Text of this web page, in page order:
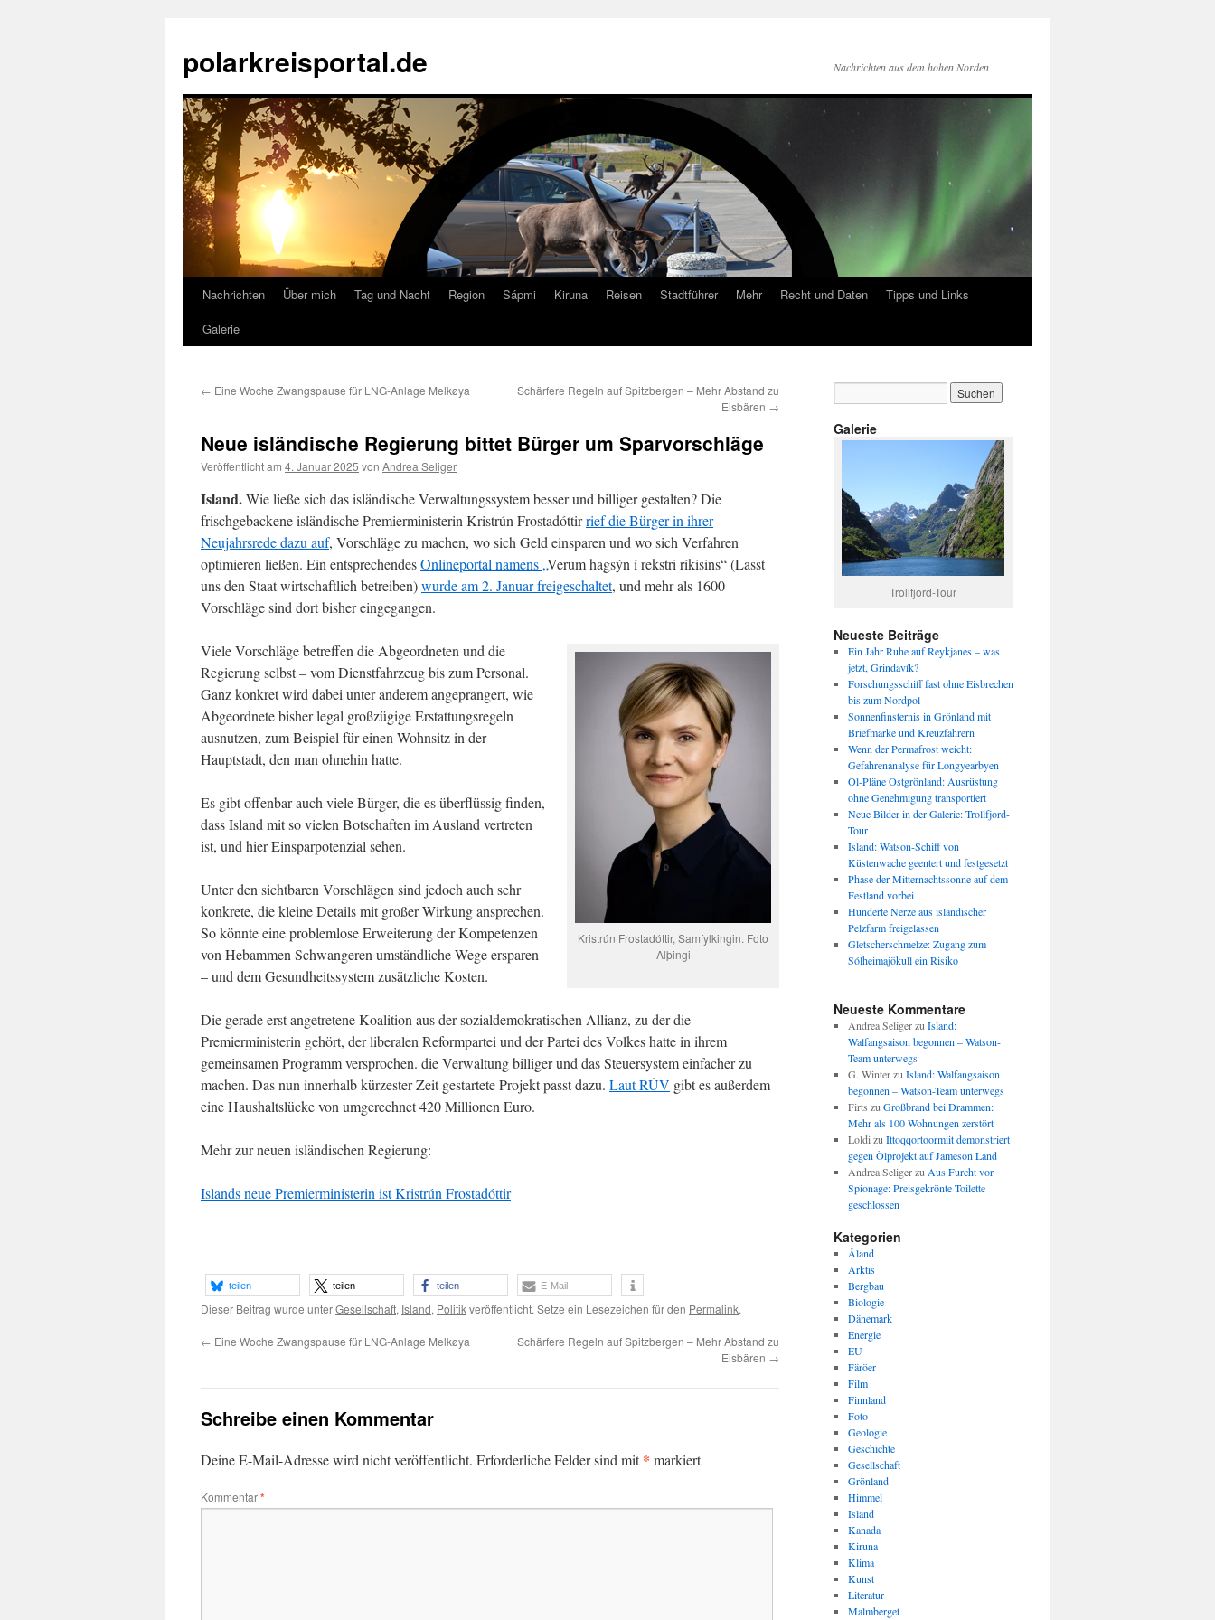
springen
polarkreisportal.de Nachrichten aus dem hohen Norden
Nachrichten Über mich Tag und Nacht Region Sápmi Kiruna Reisen Stadtführer Mehr Recht und Daten
Tipps und Links
Galerie
← Eine Woche Zwangspause für LNG-Anlage Melkøya
Schärfere Regeln auf Spitzbergen – Mehr Abstand zu
Eisbären →
Neue isländische Regierung bittet Bürger um Sparvorschläge
Veröffentlicht am 4. Januar 2025 von Andrea Seliger
Island.Wie ließe sich das isländische Verwaltungssystem besser und billiger gestalten? Die
frischgebackene isländische Premierministerin Kristrún Frostadóttirrief die Bürger in ihrer
Neujahrsrede dazu auf, Vorschläge zu machen, wo sich Geld einsparen und wo sich Verfahren
optimieren ließen. Ein entsprechendesOnlineportal namens „Verum hagsýn í rekstri ríkisins“ (Lasst
uns den Staat wirtschaftlich betreiben)wurde am 2. Januar freigeschaltet, und mehr als 1600
Vorschläge sind dort bisher eingegangen.
Kristrún Frostadóttir, Samfylkingin. Foto
Alþingi
Viele Vorschläge betreffen die Abgeordneten und die
Regierung selbst – vom Dienstfahrzeug bis zum Personal.
Ganz konkret wird dabei unter anderem angeprangert, wie
Abgeordnete bisher legal großzügige Erstattungsregeln
ausnutzen, zum Beispiel für einen Wohnsitz in der
Hauptstadt, den man ohnehin hatte.
Es gibt offenbar auch viele Bürger, die es überflüssig finden,
dass Island mit so vielen Botschaften im Ausland vertreten
ist, und hier Einsparpotenzial sehen.
Unter den sichtbaren Vorschlägen sind jedoch auch sehr
konkrete, die kleine Details mit großer Wirkung ansprechen.
So könnte eine problemlose Erweiterung der Kompetenzen
von Hebammen Schwangeren umständliche Wege ersparen
– und dem Gesundheitssystem zusätzliche Kosten.
Die gerade erst angetretene Koalition aus der sozialdemokratischen Allianz, zu der die
Premierministerin gehört, der liberalen Reformpartei und der Partei des Volkes hatte in ihrem
gemeinsamen Programm versprochen. die Verwaltung billiger und das Steuersystem einfacher zu
machen. Das nun innerhalb kürzester Zeit gestartete Projekt passt dazu. Laut RÚV gibt es außerdem
eine Haushaltslücke von umgerechnet 420 Millionen Euro.
Mehr zur neuen isländischen Regierung:
Islands neue Premierministerin ist Kristrún Frostadóttir
teilen teilen teilen E-Mail
Dieser Beitrag wurde unterGesellschaft, Island, Politikveröffentlicht. Setze ein Lesezeichen für den Permalink.
← Eine Woche Zwangspause für LNG-Anlage Melkøya
Schärfere Regeln auf Spitzbergen – Mehr Abstand zu
Eisbären →
Schreibe einen Kommentar
Deine E-Mail-Adresse wird nicht veröffentlicht. Erforderliche Felder sind mit* markiert
Kommentar*
Galerie
Trollfjord-Tour
Neueste Beiträge
Ein Jahr Ruhe auf Reykjanes – was
jetzt, Grindavík?
Forschungsschiff fast ohne Eisbrechen
bis zum Nordpol
Sonnenfinsternis in Grönland mit
Briefmarke und Kreuzfahrern
Wenn der Permafrost weicht:
Gefahrenanalyse für Longyearbyen
Öl-Pläne Ostgrönland: Ausrüstung
ohne Genehmigung transportiert
Neue Bilder in der Galerie: Trollfjord-
Tour
Island: Watson-Schiff von
Küstenwache geentert und festgesetzt
Phase der Mitternachtssonne auf dem
Festland vorbei
Hunderte Nerze aus isländischer
Pelzfarm freigelassen
Gletscherschmelze: Zugang zum
Sólheimajökull ein Risiko
Neueste Kommentare
Andrea Seligerzu Island:
Walfangsaison begonnen – Watson-
Team unterwegs
G. Winterzu Island: Walfangsaison
begonnen – Watson-Team unterwegs
Firts zu Großbrand bei Drammen:
Mehr als 100 Wohnungen zerstört
Loldi zu Ittoqqortoormiit demonstriert
gegen Ölprojekt auf Jameson Land
Andrea Seligerzu Aus Furcht vor
Spionage: Preisgekrönte Toilette
geschlossen
Kategorien
Åland
Arktis
Bergbau
Biologie
Dänemark
Energie
EU
Färöer
Film
Finnland
Foto
Geologie
Geschichte
Gesellschaft
Grönland
Himmel
Island
Kanada
Kiruna
Klima
Kunst
Literatur
Malmberget